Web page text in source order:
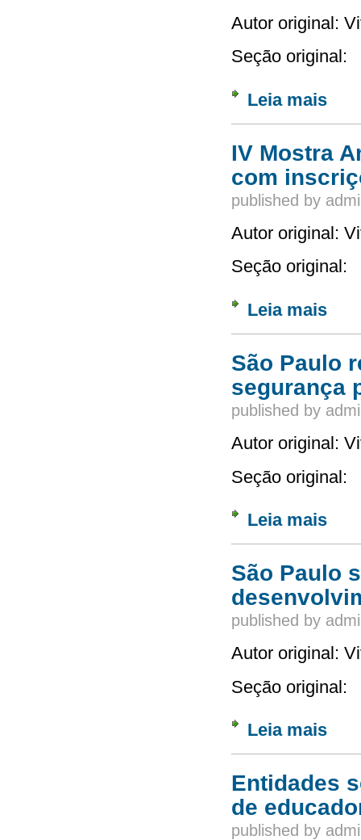
Autor original:
Seção original:
Leia mais
IV Mostra
com
published by
Autor original:
Seção original:
Leia mais
São Paulo
segurança
published by
Autor original:
Seção original:
Leia mais
São Paulo
published by
Autor original:
Seção original:
Leia mais
Entidades
de
published by